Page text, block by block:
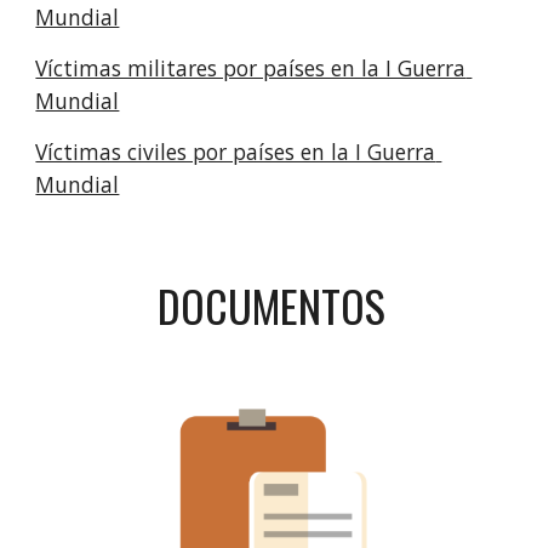
Mundial
Víctimas militares por países en la I Guerra
Mundial
Víctimas civiles por países en la I Guerra
Mundial
DOCUMENTOS